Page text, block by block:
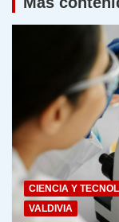
CIENCIA Y
VALDIVIA